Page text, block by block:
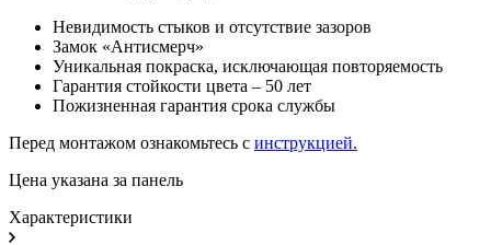
Невидимость стыков и отсутствие зазоров
Замок «Антисмерч»
Уникальная покраска, исключающая повторяемость
Гарантия стойкости цвета – 50 лет
Пожизненная гарантия срока службы
Перед монтажом ознакомьтесь с инструкцией.
Цена указана за панель
Характеристики